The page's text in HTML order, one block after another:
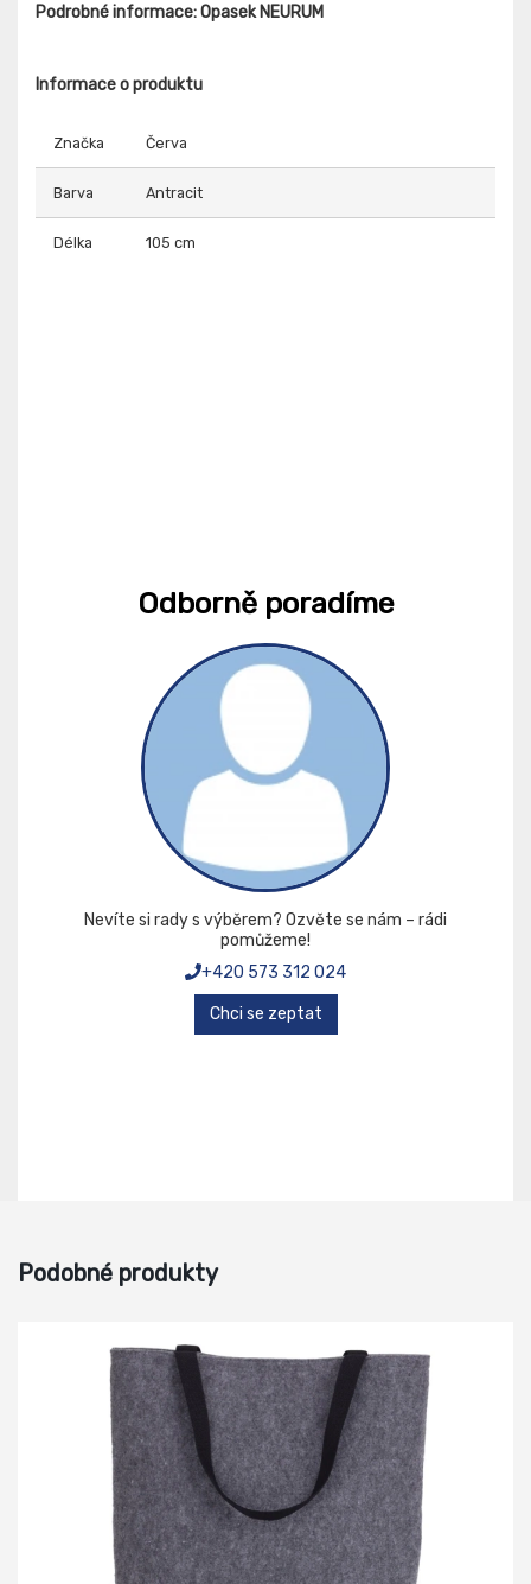
Podrobné informace: Opasek NEURUM
Informace o produktu
Značka Červa
Barva Antracit
Délka 105 cm
Odborně poradíme
Nevíte si rady s výběrem? Ozvěte se nám – rádi
pomůžeme!
+420 573 312 024
Chci se zeptat
Podobné produkty